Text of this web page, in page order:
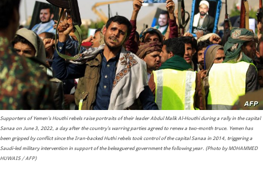
Supporters of Yemen's Houthi rebels raise portraits of their leader Abdul Malik Al-Houthi during a rally in the capital
Sanaa on June 3, 2022, a day after the country's warring parties agreed to renew a two-month truce. Yemen has
been gripped by conflict since the Iran-backed Huthi rebels took control of the capital Sanaa in 2014, triggering a
Saudi-led military intervention in support of the beleaguered government the following year. (Photo by MOHAMMED
HUWAIS / AFP)